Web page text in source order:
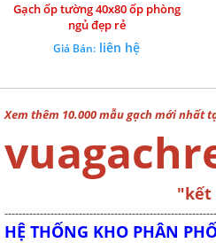
Gạch ốp tường 40x80 ốp phòng
ngủ đẹp rẻ
Giá Bán: liên hệ
Xem thêm 10.000 mẫu gạch mới nhất
"kết nối
HỆ THỐNG KHO PHÂN